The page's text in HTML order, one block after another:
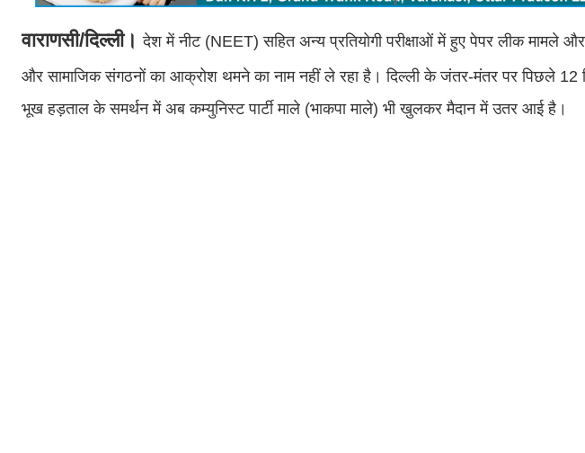
वाराणसी/दिल्ली। देश में नीट (NEET) सहित अन्य प्रतियोगी परीक्षाओं में हुए पेपर लीक मामले और
और सामाजिक संगठनों का आक्रोश थमने का नाम नहीं ले रहा है। दिल्ली के जंतर-मंतर पर पिछले 12
भूख हड़ताल के समर्थन में अब कम्युनिस्ट पार्टी माले (भाकपा माले) भी खुलकर मैदान में उतर आई है।